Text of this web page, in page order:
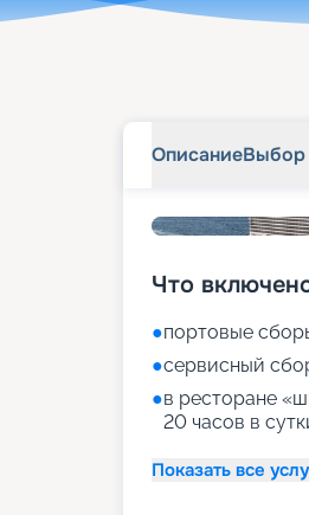
ОписаниеВыбор
Что
●портовые
●сервисный
●в ресторане
20 часов в
Показать все